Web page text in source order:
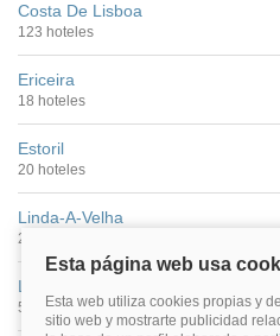
Costa De Lisboa
123 hoteles
Ericeira
18 hoteles
Estoril
20 hoteles
Linda-A-Velha
2 hoteles
Lisboa
595 hoteles